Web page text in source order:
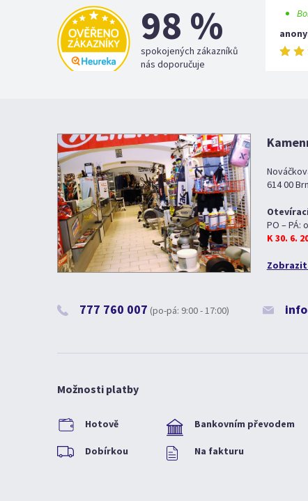
98 %
spokojených zákazníků
nás doporučuje
614 00
PO – PÁ:
K 30. 6.
Zobrazit
777 760 007 (po-pá: 9:00 - 17:00)
Možnosti platby
Hotově Bankovním převodem
Dobírkou Na fakturu